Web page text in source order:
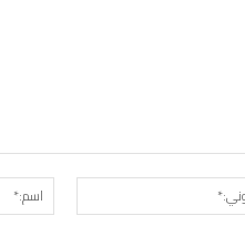
البريد
الإلكتروني:*